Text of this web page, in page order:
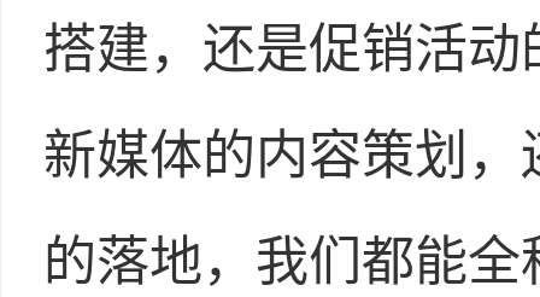
搭建，还是促销活
新媒体的内容策划
的落地，我们都能